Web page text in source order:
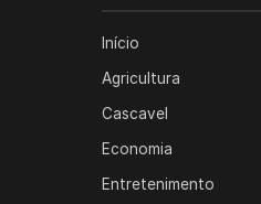
Início
Agricultura
Cascavel
Economia
Entretenimento